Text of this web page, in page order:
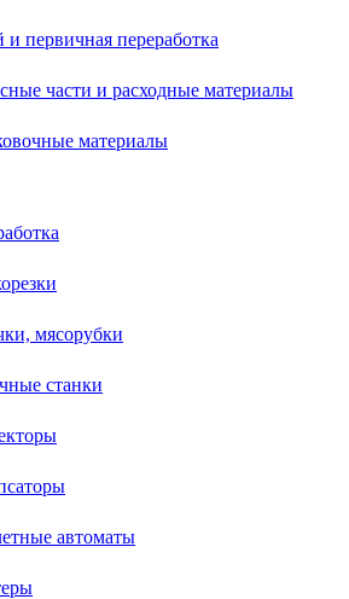
и первичная переработка
части и расходные материалы
материалы
мясорубки
станки
автоматы